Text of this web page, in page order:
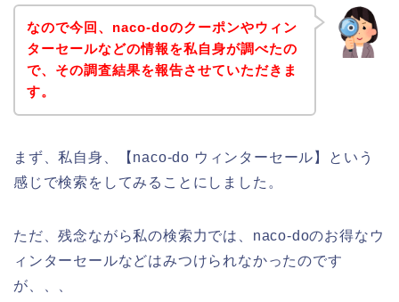
なので今回、naco-doのクーポンやウィン
ターセールなどの情報を私自身が調べたの
で、その調査結果を報告させていただきま
す。
まず、私自身、【naco-do ウィンターセール】という
感じで検索をしてみることにしました。
ただ、残念ながら私の検索力では、naco-doのお得なウ
ィンターセールなどはみつけられなかったのです
が、、、